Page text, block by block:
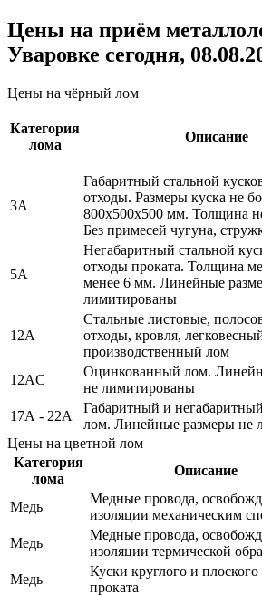
Цены на приём
Уваровке сегодня,
Цены на чёрный лом
Категория
лома
Описание
3А
Габаритный стальной
отходы. Размеры куска не
800х500х500 мм. Толщина
Без примесей чугуна,
5А
Негабаритный стальной
отходы проката. Толщина
менее 6 мм. Линейные
лимитированы
12А
Стальные листовые,
отходы, кровля,
производственный лом
12АC
Оцинкованный лом.
не лимитированы
17А - 22А
Габаритный и
лом. Линейные размеры не
Цены на цветной лом
Категория
лома
Описание
Медь
Медные провода,
изоляции механическим
Медь
Медные провода,
изоляции термической
Медь
Куски круглого и
проката